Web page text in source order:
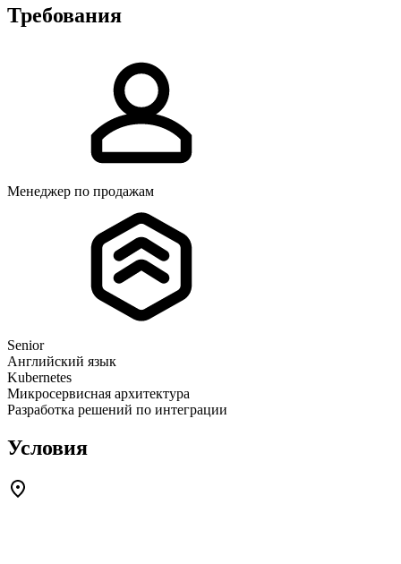
Требования
Менеджер по продажам
Senior
Английский язык
Kubernetes
Микросервисная архитектура
Разработка решений по интеграции
Условия